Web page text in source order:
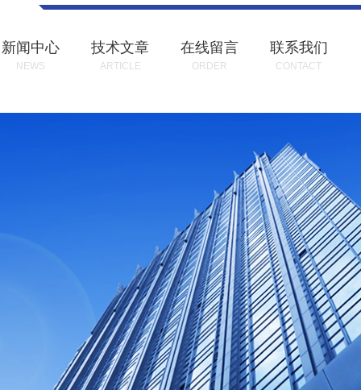
新闻中心
NEWS
技术文章
ARTICLE
在线留言
ORDER
联系我们
CONTACT